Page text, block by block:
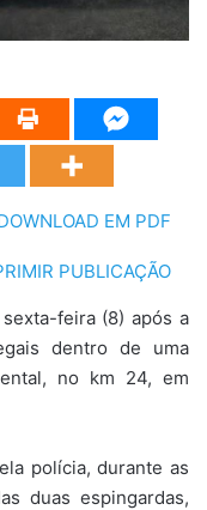
EM PDF
PUBLICAÇÃO
feira (8) após a
dentro de uma
no km 24, em
polícia, durante as
duas espingardas,